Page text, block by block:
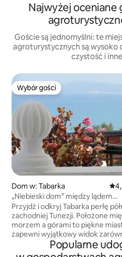
Najwyżej oceniane
Goście są jednomyślni: te
agroturystycznych są wysoko
czystość i
Wybór gości
Wybór gości
Dom w: Tabarka
„Niebieski dom” między lądem
a morzem
Przyjdź i odkryj Tabarka perłę
zachodniej Tunezji. Położone
morzem a górami to piękne
zapewni wyjątkowy widok
względem geograficznym, jak i
społeczno-kulturowym. W tym
Popularne